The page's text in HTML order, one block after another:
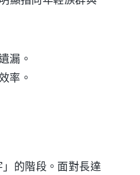
漏。
率。
的階段。面對長達